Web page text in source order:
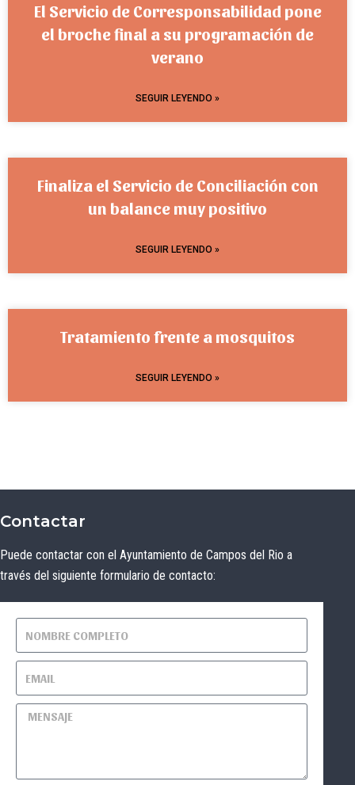
El Servicio de Corresponsabilidad pone
el broche final a su programación de
verano
SEGUIR LEYENDO »
Finaliza el Servicio de Conciliación con
un balance muy positivo
SEGUIR LEYENDO »
Tratamiento frente a mosquitos
SEGUIR LEYENDO »
Contactar
Puede contactar con el Ayuntamiento de Campos del Rio a
través del siguiente formulario de contacto: